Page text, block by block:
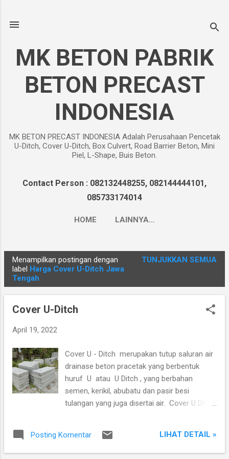
MK BETON PABRIK
BETON PRECAST
INDONESIA
MK BETON PRECAST INDONESIA Adalah Perusahaan Pencetak
U-Ditch, Cover U-Ditch, Box Culvert, Road Barrier Beton, Mini
Piel, L-Shape, Buis Beton.
Contact Person : 082132448255, 082144444101,
085733174014
HOME LAINNYA…
s
Menampilkan postingan dengan
label Harga Cover U-Ditch Jawa
Tengah
TUNJUKKAN SEMUA
Cover U-Ditch
April 19, 2022
Cover U - Ditch merupakan tutup saluran air
drainase beton pracetak yang berbentuk
huruf U atau U Ditch , yang berbahan
semen, kerikil, abubatu dan pasir besi
tulangan yang juga disertai air. Cover U Ditch
Untuk Informasi Produk dan Pemesanan,
Anda bisa langsung menghubungi Klik
Posting Komentar LIHAT DETAIL »